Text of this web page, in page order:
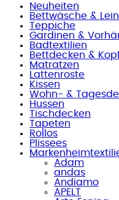
Neuheiten
Bettwäsche &
Teppiche
Gardinen &
Badtextilien
Bettdecken &
Matratzen
Lattenroste
Kissen
Wohn- &
Hussen
Tischdecken
Tapeten
Rollos
Plissees
Adam
andas
Andiamo
APELT